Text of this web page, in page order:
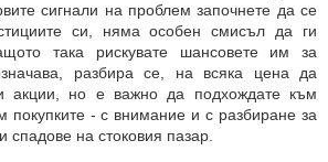
сигнали на проблем започнете да се
си, няма особен смисъл да ги
така рискувате шансовете им за
разбира се, на всяка цена да
акции, но е важно да подхождате към
покупките - с внимание и с разбиране за
спадове на стоковия пазар.